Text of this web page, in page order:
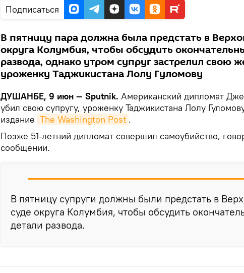
Подписаться
В пятницу пара должна была предстать в
округа Колумбия, чтобы обсудить
развода, однако утром супруг застрелил свою
уроженку Таджикистана Лолу Гуломову
ДУШАНБЕ, 9 июн — Sputnik. Американский дипломат
убил свою супругу, уроженку Таджикистана Лолу
издание The Washington Post .
Позже 51-летний дипломат совершил самоубийство,
сообщении.
В пятницу супруги должны были предстать в
суде округа Колумбия, чтобы обсудить
детали развода.